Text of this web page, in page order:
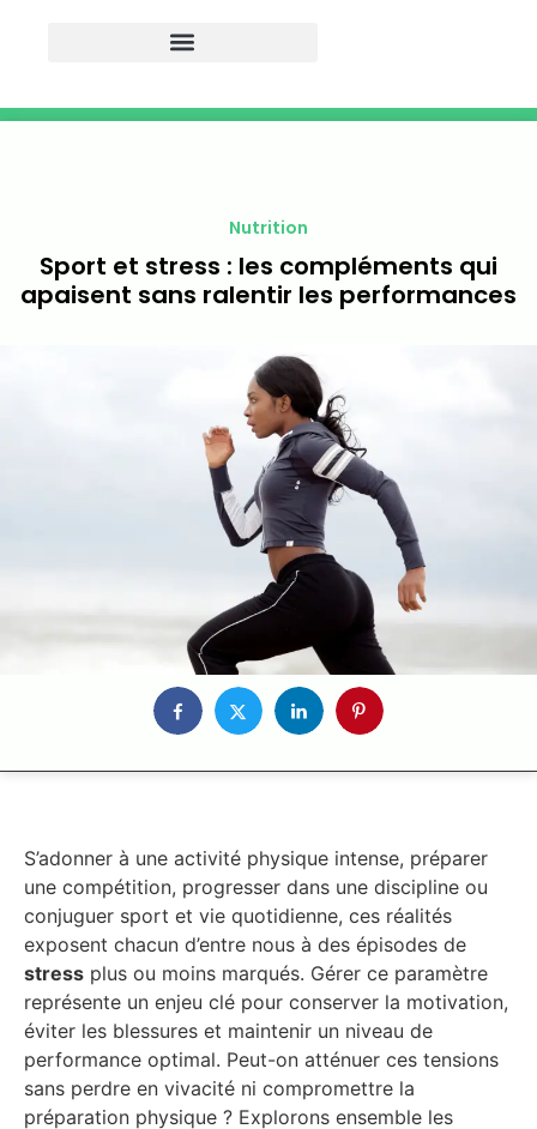
Nutrition
Sport et stress : les compléments qui
apaisent sans ralentir les performances
S’adonner à une activité physique intense, préparer
une compétition, progresser dans une discipline ou
conjuguer sport et vie quotidienne, ces réalités
exposent chacun d’entre nous à des épisodes de
stress plus ou moins marqués. Gérer ce paramètre
représente un enjeu clé pour conserver la motivation,
éviter les blessures et maintenir un niveau de
performance optimal. Peut-on atténuer ces tensions
sans perdre en vivacité ni compromettre la
préparation physique ? Explorons ensemble les